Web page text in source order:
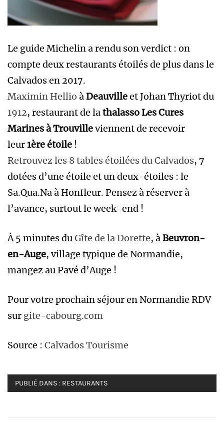
Le guide Michelin a rendu son verdict : on
compte deux restaurants étoilés de plus dans le
Calvados en 2017.
Maximin Hellio àDeauvilleet Johan Thyriot du
1912, restaurant de lathalasso Les Cures
Marines à Trouvilleviennent de recevoir
leur1ère étoile !
Retrouvez les 8 tables étoilées du Calvados, 7
dotées d’une étoile et un deux-étoiles : le
Sa.Qua.Na à Honfleur. Pensez à réserver à
l’avance, surtout le week-end !
À 5 minutes duGîte de la Dorette, àBeuvron-
en-Auge, village typique de Normandie,
mangez au Pavé d’Auge !
Pour votre prochain séjour en Normandie RDV
sur gite-cabourg.com
Source : Calvados Tourisme
PUBLIÉ DANS : RESTAURANTS